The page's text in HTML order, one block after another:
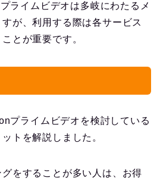
ライムビデオは多岐にわたるメ
が、利用する際は各サービス
とが重要です。
プライムビデオを検討している
トを解説しました。
をすることが多い人は、お得